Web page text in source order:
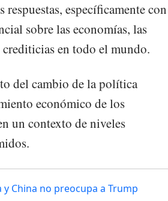
específicamente con
sobre las economías, las
en todo el mundo.
del cambio de la política
económico de los
un contexto de niveles
China no preocupa a Trump